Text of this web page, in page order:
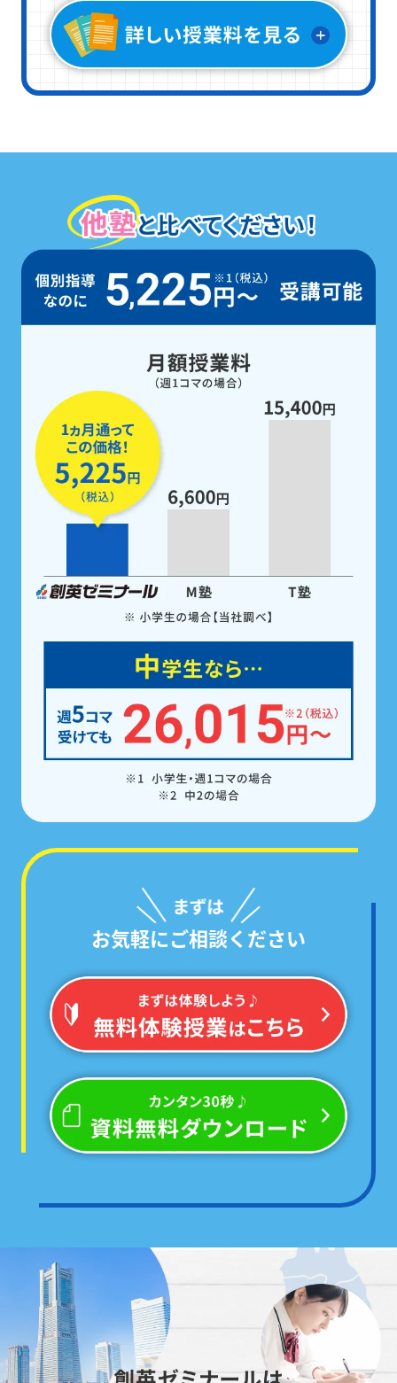
定期テスト前は、
5教科すべての勉強
無料で支援
家庭学習用教材も配布！
定期テスト前は「無料」で受けられるテスト対策
ゼミで、5科目すべての点数アップを徹底サポー
ト。また、受講科目に関わらず5科目の
勉強にご活用いただけます。
※中学生の場合
学校ごとのテスト範囲に絞った
「あなた専用の問題集」で対策するから、
必ず点数が伸びる!
お気軽にご相談ください